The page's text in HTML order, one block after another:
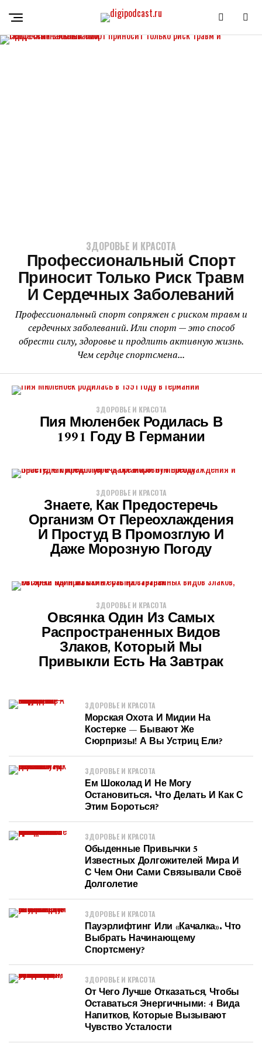
ЗДОРОВЬЕ И КРАСОТА
Профессиональный Спорт
Приносит Только Риск Травм
И Сердечных Заболеваний
Профессиональный спорт сопряжен с риском травм и
сердечных заболеваний. Или спорт — это способ
обрести силу, здоровье и продлить активную жизнь.
Чем сердце спортсмена...
ЗДОРОВЬЕ И КРАСОТА
Пия Мюленбек Родилась В
1991 Году В Германии
ЗДОРОВЬЕ И КРАСОТА
Знаете, Как Предостеречь
Организм От Переохлаждения
И Простуд В Промозглую И
Даже Морозную Погоду
ЗДОРОВЬЕ И КРАСОТА
Овсянка Один Из Самых
Распространенных Видов
Злаков, Который Мы
Привыкли Есть На Завтрак
ЗДОРОВЬЕ И КРАСОТА
Морская Охота И Мидии На
Костерке — Бывают Же
Сюрпризы! А Вы Устриц Ели?
ЗДОРОВЬЕ И КРАСОТА
Ем Шоколад И Не Могу
Остановиться. Что Делать И Как С
Этим Бороться?
ЗДОРОВЬЕ И КРАСОТА
Обыденные Привычки 5
Известных Долгожителей Мира И
С Чем Они Сами Связывали Своё
Долголетие
ЗДОРОВЬЕ И КРАСОТА
Пауэрлифтинг Или «качалка». Что
Выбрать Начинающему
Спортсмену?
ЗДОРОВЬЕ И КРАСОТА
От Чего Лучше Отказаться, Чтобы
Оставаться Энергичными: 4 Вида
Напитков, Которые Вызывают
Чувство Усталости